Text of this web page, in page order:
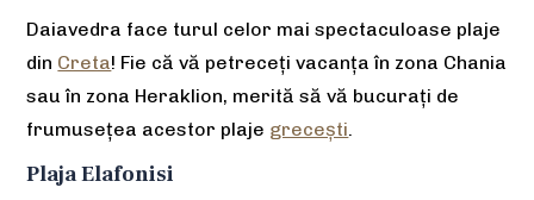
Daiavedra face turul celor mai spectaculoase plaje
din Creta! Fie că vă petreceți vacanța în zona Chania
sau în zona Heraklion, merită să vă bucurați de
frumusețea acestor plaje grecești.
Plaja Elafonisi